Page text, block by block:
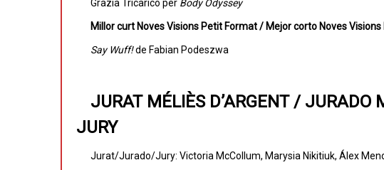
Grazia Tricarico per Body Odyssey
Millor curt Noves Visions Petit Format / Mejor corto Noves
Say Wuff!de Fabian Podeszwa
JURAT MÉLIÈS D’ARGENT / JURADO
JURY
Jurat/Jurado/Jury: Victoria McCollum, Marysia Nikitiuk, Álex